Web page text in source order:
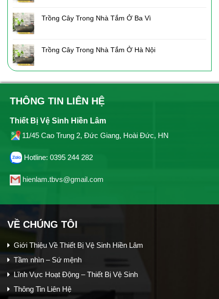
Trồng Cây Trong Nhà Tắm Ở Ba Vì
Trồng Cây Trong Nhà Tắm Ở Hà Nội
THÔNG TIN LIÊN HỆ
Thiết Bị Vệ Sinh Hiền Lâm
11/45 Cao Trung 2, Đức Giang, Hoài Đức, HN
Hotline: 0395 244 282
hienlam.tbvs@gmail.com
VỀ CHÚNG TÔI
Giới Thiệu Về Thiết Bị Vệ Sinh Hiền Lâm
Tầm nhìn – Sứ mệnh
Lĩnh Vực Hoạt Động – Thiết Bị Vệ Sinh
Thông Tin Liên Hệ